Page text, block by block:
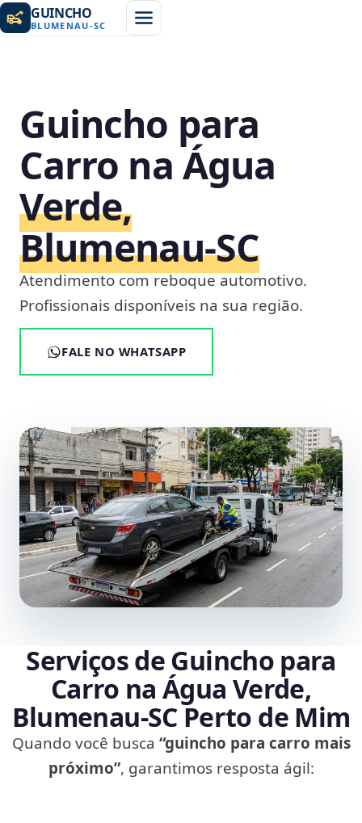
GUINCHO
BLUMENAU-SC
Guincho para
Carro na Água
Verde,
Blumenau‑SC
Atendimento com reboque automotivo.
Profissionais disponíveis na sua região.
FALE NO WHATSAPP
Serviços de Guincho para
Carro na Água Verde,
Blumenau‑SC Perto de Mim
Quando você busca “guincho para carro mais
próximo”, garantimos resposta ágil: